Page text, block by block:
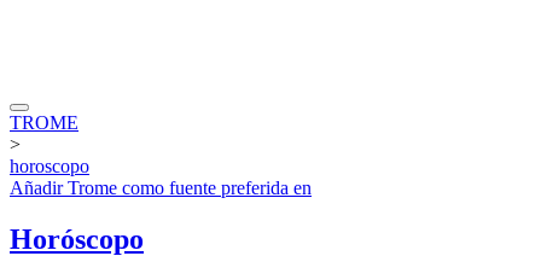
TROME
>
horoscopo
AñadirTrome como fuente preferida en
Horóscopo